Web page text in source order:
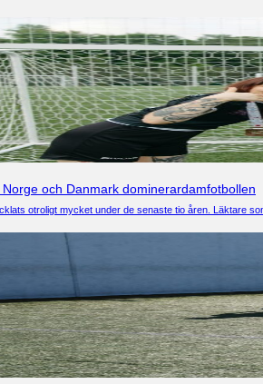
och Danmark dominerardamfotbollen
otroligt mycket under de senaste tio åren. Läktare